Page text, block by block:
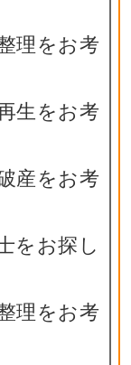
理をお考
生をお考
産をお考
をお探し
理をお考